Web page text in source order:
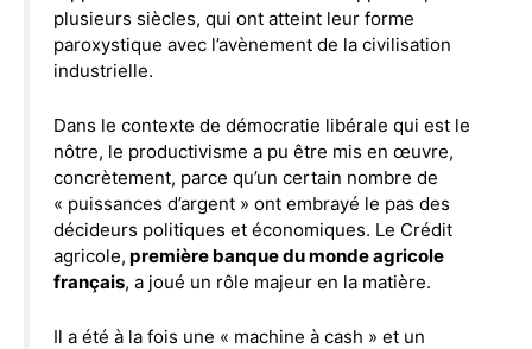
plusieurs siècles, qui ont atteint leur forme
paroxystique avec l’avènement de la civilisation
industrielle.
Dans le contexte de démocratie libérale qui est le
nôtre, le productivisme a pu être mis en œuvre,
concrètement, parce qu’un certain nombre de
« puissances d’argent » ont embrayé le pas des
décideurs politiques et économiques. Le Crédit
agricole, première banque du monde agricole
français, a joué un rôle majeur en la matière.
Il a été à la fois une « machine à cash » et un